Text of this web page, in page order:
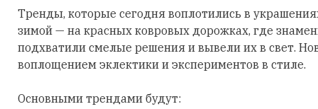
Тренды, которые сегодня воплотились в
зимой — на красных ковровых дорожках, где
подхватили смелые решения и вывели их в свет.
воплощением эклектики и экспериментов в стиле.
Основными трендами будут: